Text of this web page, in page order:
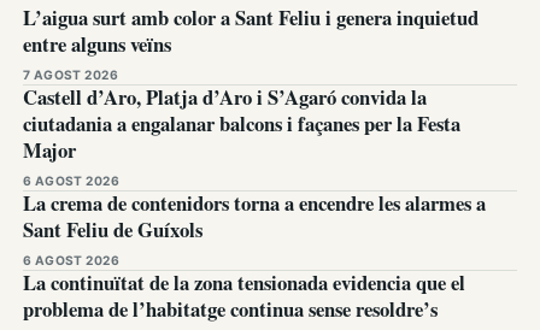
L’aigua surt amb color a Sant Feliu i genera inquietud
entre alguns veïns
7 AGOST 2026
Castell d’Aro, Platja d’Aro i S’Agaró convida la
ciutadania a engalanar balcons i façanes per la Festa
Major
6 AGOST 2026
La crema de contenidors torna a encendre les alarmes a
Sant Feliu de Guíxols
6 AGOST 2026
La continuïtat de la zona tensionada evidencia que el
problema de l’habitatge continua sense resoldre’s